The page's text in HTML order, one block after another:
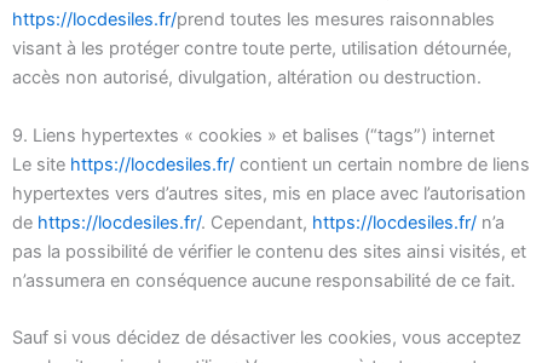
https://locdesiles.fr/prend toutes les mesures raisonnables
visant à les protéger contre toute perte, utilisation détournée,
accès non autorisé, divulgation, altération ou destruction.
9. Liens hypertextes « cookies » et balises (“tags”) internet
Le site https://locdesiles.fr/ contient un certain nombre de liens
hypertextes vers d’autres sites, mis en place avec l’autorisation
de https://locdesiles.fr/. Cependant, https://locdesiles.fr/ n’a
pas la possibilité de vérifier le contenu des sites ainsi visités, et
n’assumera en conséquence aucune responsabilité de ce fait.
Sauf si vous décidez de désactiver les cookies, vous acceptez